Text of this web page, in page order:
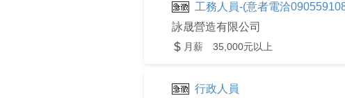
工務人員-(意者電洽
詠晟營造有限公司
月薪 35,000元以上
行政人員